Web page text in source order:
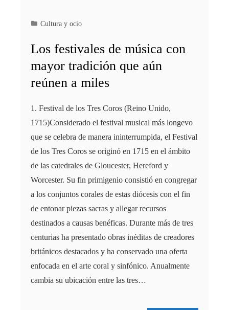
Cultura y ocio
Los festivales de música con
mayor tradición que aún
reúnen a miles
1. Festival de los Tres Coros (Reino Unido,
1715)Considerado el festival musical más longevo
que se celebra de manera ininterrumpida, el Festival
de los Tres Coros se originó en 1715 en el ámbito
de las catedrales de Gloucester, Hereford y
Worcester. Su fin primigenio consistió en congregar
a los conjuntos corales de estas diócesis con el fin
de entonar piezas sacras y allegar recursos
destinados a causas benéficas. Durante más de tres
centurias ha presentado obras inéditas de creadores
británicos destacados y ha conservado una oferta
enfocada en el arte coral y sinfónico. Anualmente
cambia su ubicación entre las tres…